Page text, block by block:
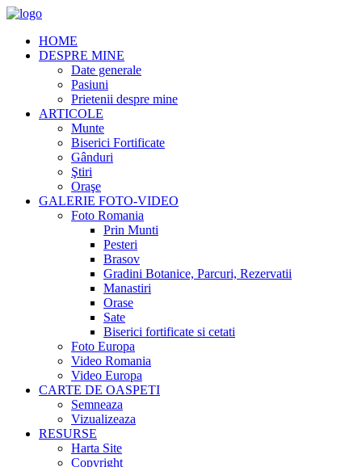
HOME
DESPRE MINE
Date generale
Pasiuni
Prietenii despre mine
ARTICOLE
Munte
Biserici Fortificate
Gânduri
Ştiri
Oraşe
GALERIE FOTO-VIDEO
Foto Romania
Prin Munti
Pesteri
Brasov
Gradini Botanice, Parcuri, Rezervatii
Manastiri
Orase
Sate
Biserici fortificate si cetati
Foto Europa
Video Romania
Video Europa
CARTE DE OASPETI
Semneaza
Vizualizeaza
RESURSE
Harta Site
Copyright